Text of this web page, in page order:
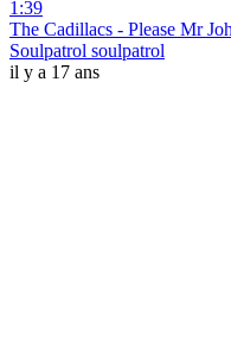
1:39
The Cadillacs - Please Mr
Soulpatrol soulpatrol
il y a 17 ans